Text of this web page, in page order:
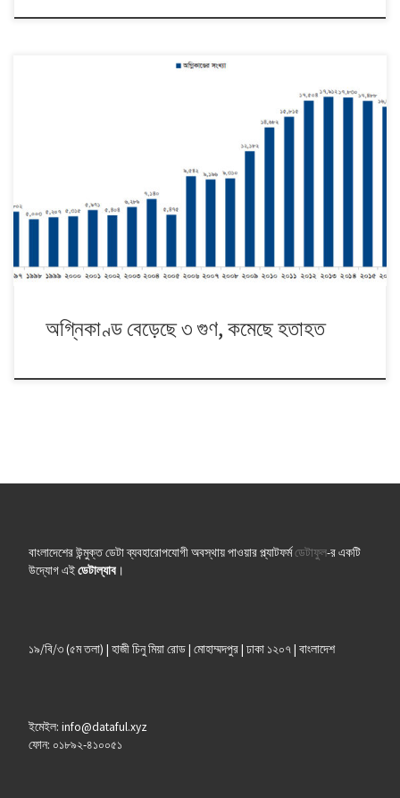
৫ হাজার ৮০২টি অগ্নিকাণ্ড হয়। ২০১৬ সালে অগ্নিকাণ্ডের সংখ্যা গিয়ে দাঁড়ায় ১৬
হাজার ৮৫৮তে। আশার কথা হলো, অগ্নিকাণ্ডের সংখ্যা হুহু করে বাড়লেও এসব ঘটনায়
আহত ও নিহত হওয়ার ঘটনা কমেছে। ২০০৬ সালে ৯ হাজার ৫৪২টি অগ্নিকাণ্ডের ঘটনায়
অগ্নিকাণ্ড বেড়েছে ৩ গুণ, কমেছে হতাহত
বাংলাদেশের উন্মুক্ত ডেটা ব্যবহারোপযোগী অবস্থায় পাওয়ার প্ল্যাটফর্মডেটাফুল-র একটি
উদ্যোগ এইডেটাল্যাব।
১৯/বি/৩ (৫ম তলা) | হাজী চিনু মিয়া রোড | মোহাম্মদপুর | ঢাকা ১২০৭ | বাংলাদেশ
ইমেইল: info@dataful.xyz
ফোন: ০১৮৯২-৪১০০৫১